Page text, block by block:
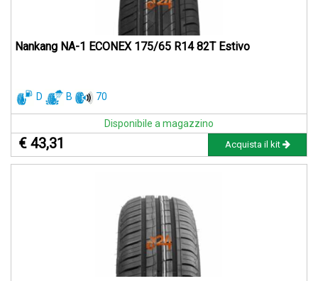
Nankang NA-1 ECONEX 175/65 R14 82T Estivo
D B 70
Disponibile a magazzino
€ 43,31 Acquista il kit